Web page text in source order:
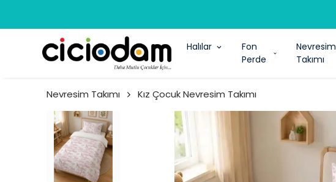
Halılar
Fon
Perde
Nevresim
Takımı
Nevresim Takımı Kız Çocuk Nevresim Takımı